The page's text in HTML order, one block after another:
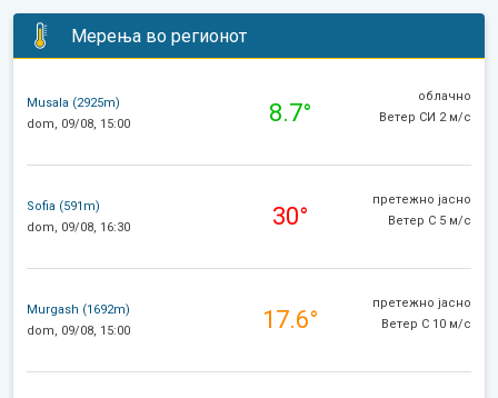
Мерења во регионот
Musala (2925m)
dom, 09/08, 15:00
8.7°
облачно
Ветер СИ 2 м/с
Sofia (591m)
dom, 09/08, 16:30
30°
претежно јасно
Ветер С 5 м/с
Murgash (1692m)
dom, 09/08, 15:00
17.6°
претежно јасно
Ветер С 10 м/с